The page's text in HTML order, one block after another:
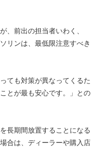
、前出の担当者いわく、
リンは、最低限注意すべき
ても対策が異なってくるた
とが最も安心です。」との
長期間放置することになる
合は、ディーラーや購入店